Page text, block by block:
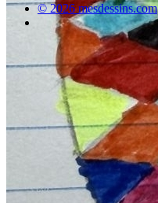
© 2026 mesdessins.com